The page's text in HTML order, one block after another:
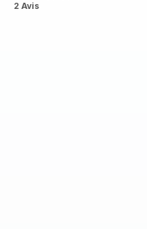
Avis
2 Avis